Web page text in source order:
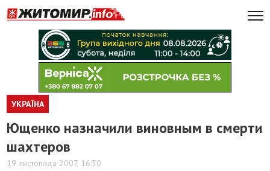
УКРАЇНА
Ющенко назначили виновным в смерти
шахтеров
19 листопада 2007, 16:30